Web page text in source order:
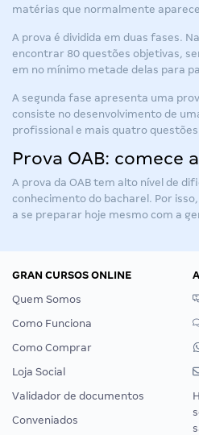
matérias que normalmente
A prova é dividida em duas fases.
encontrar 80 questões objetivas,
em no mínimo metade delas para
A segunda fase apresenta uma
consiste no desenvolvimento de
profissional e mais quatro questões
Prova OAB: comece
A prova da OAB tem alto nível de
conhecimento do bacharel. Por
a se preparar hoje mesmo com a
GRAN CURSOS ONLINE
Quem Somos
Como Funciona
Como Comprar
Loja Social
Validador de documentos
Conveniados